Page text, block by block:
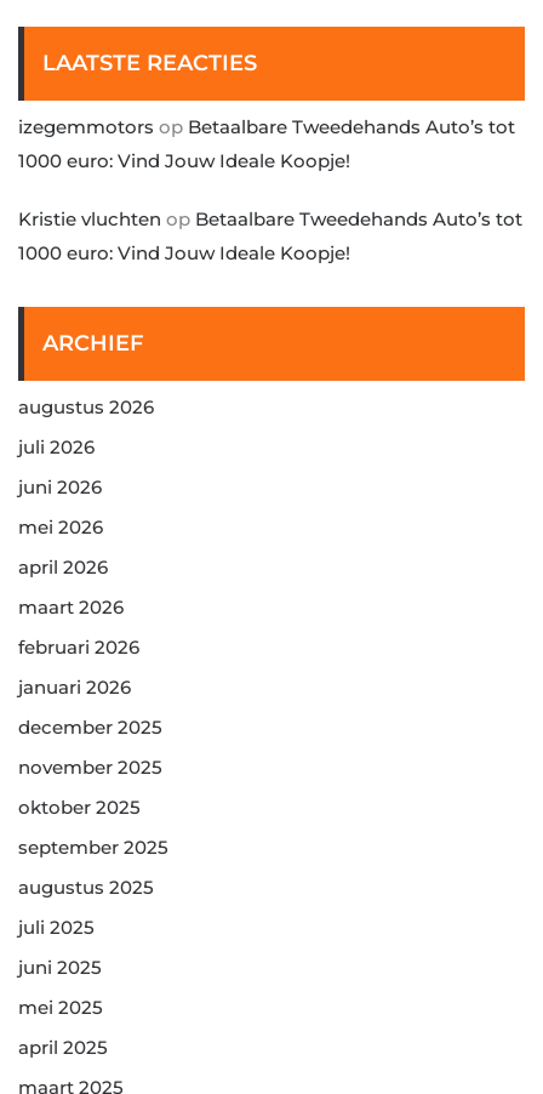
LAATSTE REACTIES
izegemmotors op Betaalbare Tweedehands Auto’s tot
1000 euro: Vind Jouw Ideale Koopje!
Kristie vluchten op Betaalbare Tweedehands Auto’s tot
1000 euro: Vind Jouw Ideale Koopje!
ARCHIEF
augustus 2026
juli 2026
juni 2026
mei 2026
april 2026
maart 2026
februari 2026
januari 2026
december 2025
november 2025
oktober 2025
september 2025
augustus 2025
juli 2025
juni 2025
mei 2025
april 2025
maart 2025